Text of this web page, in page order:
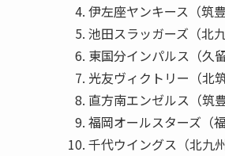
伊左座ヤンキース（筑豊
池田スラッガーズ（北九
東国分インパルス（久
光友ヴィクトリー（北
直方南エンゼルス（筑豊
福岡オールスターズ（福
千代ウイングス（北九州